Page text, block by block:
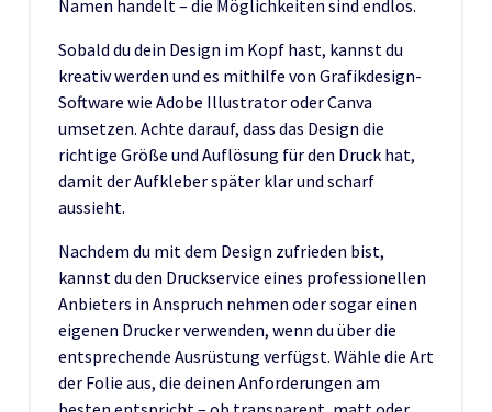
Namen handelt – die Möglichkeiten sind endlos.
Sobald du dein Design im Kopf hast, kannst du
kreativ werden und es mithilfe von Grafikdesign-
Software wie Adobe Illustrator oder Canva
umsetzen. Achte darauf, dass das Design die
richtige Größe und Auflösung für den Druck hat,
damit der Aufkleber später klar und scharf
aussieht.
Nachdem du mit dem Design zufrieden bist,
kannst du den Druckservice eines professionellen
Anbieters in Anspruch nehmen oder sogar einen
eigenen Drucker verwenden, wenn du über die
entsprechende Ausrüstung verfügst. Wähle die Art
der Folie aus, die deinen Anforderungen am